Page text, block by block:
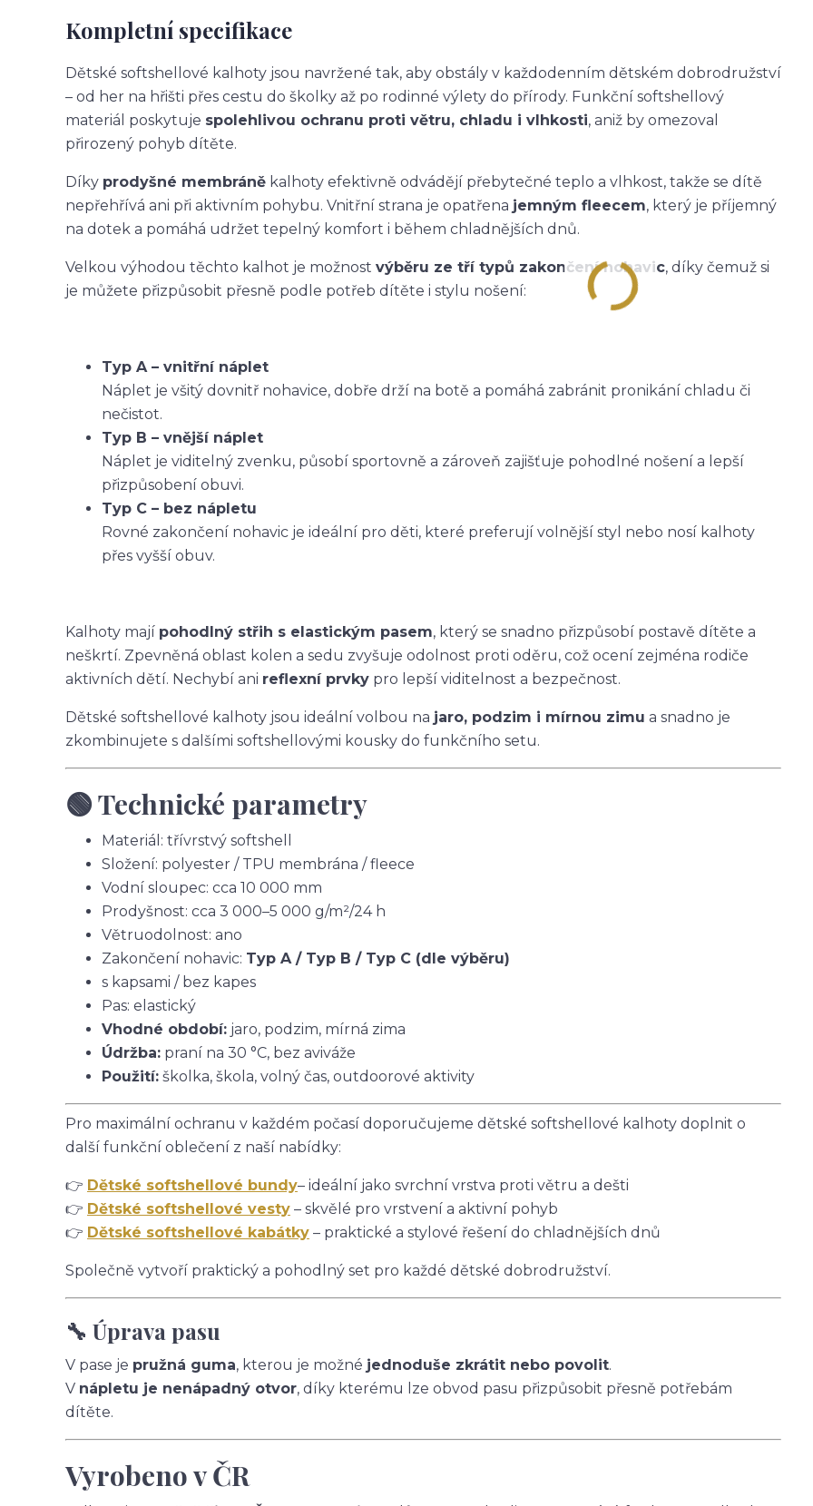
Kompletní specifikace
Dětské softshellové kalhoty jsou navržené tak, aby obstály v každodenním dětském dobrodružství
– od her na hřišti přes cestu do školky až po rodinné výlety do přírody. Funkční softshellový
materiál poskytuje spolehlivou ochranu proti větru, chladu i vlhkosti, aniž by omezoval
přirozený pohyb dítěte.
Díky prodyšné membráně kalhoty efektivně odvádějí přebytečné teplo a vlhkost, takže se dítě
nepřehřívá ani při aktivním pohybu. Vnitřní strana je opatřena jemným fleecem, který je příjemný
na dotek a pomáhá udržet tepelný komfort i během chladnějších dnů.
Velkou výhodou těchto kalhot je možnost výběru ze tří typů zakončení nohavic, díky čemuž si
je můžete přizpůsobit přesně podle potřeb dítěte i stylu nošení:
Typ A – vnitřní náplet
Náplet je všitý dovnitř nohavice, dobře drží na botě a pomáhá zabránit pronikání chladu či
nečistot.
Typ B – vnější náplet
Náplet je viditelný zvenku, působí sportovně a zároveň zajišťuje pohodlné nošení a lepší
přizpůsobení obuvi.
Typ C – bez nápletu
Rovné zakončení nohavic je ideální pro děti, které preferují volnější styl nebo nosí kalhoty
přes vyšší obuv.
Kalhoty mají pohodlný střih s elastickým pasem, který se snadno přizpůsobí postavě dítěte a
neškrtí. Zpevněná oblast kolen a sedu zvyšuje odolnost proti oděru, což ocení zejména rodiče
aktivních dětí. Nechybí ani reflexní prvky pro lepší viditelnost a bezpečnost.
Dětské softshellové kalhoty jsou ideální volbou na jaro, podzim i mírnou zimu a snadno je
zkombinujete s dalšími softshellovými kousky do funkčního setu.
🟢 Technické parametry
Materiál: třívrstvý softshell
Složení: polyester / TPU membrána / fleece
Vodní sloupec: cca 10 000 mm
Prodyšnost: cca 3 000–5 000 g/m²/24 h
Větruodolnost: ano
Zakončení nohavic: Typ A / Typ B / Typ C (dle výběru)
s kapsami / bez kapes
Pas: elastický
Vhodné období: jaro, podzim, mírná zima
Údržba: praní na 30 °C, bez aviváže
Použití: školka, škola, volný čas, outdoorové aktivity
Pro maximální ochranu v každém počasí doporučujeme dětské softshellové kalhoty doplnit o
další funkční oblečení z naší nabídky:
👉 Dětské softshellové bundy– ideální jako svrchní vrstva proti větru a dešti
👉 Dětské softshellové vesty – skvělé pro vrstvení a aktivní pohyb
👉 Dětské softshellové kabátky – praktické a stylové řešení do chladnějších dnů
Společně vytvoří praktický a pohodlný set pro každé dětské dobrodružství.
🔧 Úprava pasu
V pase je pružná guma, kterou je možné jednoduše zkrátit nebo povolit.
V nápletu je nenápadný otvor, díky kterému lze obvod pasu přizpůsobit přesně potřebám
dítěte.
Vyrobeno v ČR